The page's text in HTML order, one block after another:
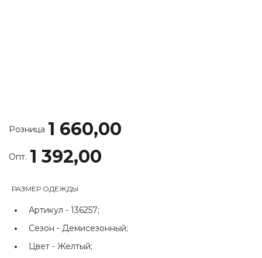
Розница 1 660,00
Опт. 1 392,00
РАЗМЕР ОДЕЖДЫ
Артикул - 136257;
Сезон - Демисезонный;
Цвет - Желтый;